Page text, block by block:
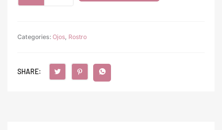
quantity
Categories: Ojos, Rostro
SHARE: